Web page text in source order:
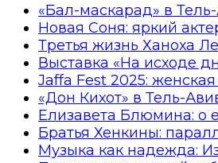
«Бал-маскарад» в
Новая Соня: яркий
Третья жизнь Ханоха
Выставка «На исходе
Jaffa Fest 2025:
«Дон Кихот» в Тель-
Елизавета Блюмина: о
Братья Хенкины:
Музыка как надежда: